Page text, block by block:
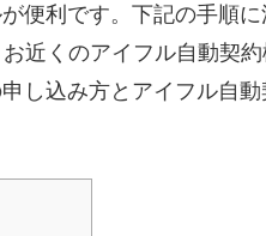
便利です。下記の手順に
近くのアイフル自動契約
し込み方とアイフル自動